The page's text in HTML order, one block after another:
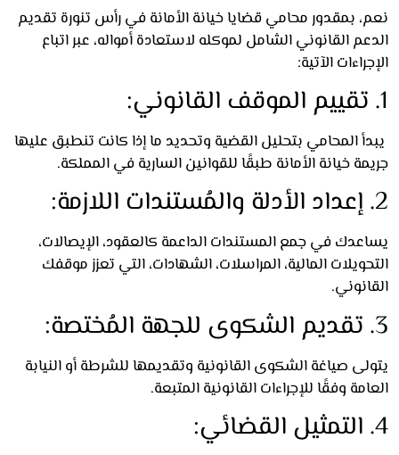
بمقدور محامي قضايا خيانة الأمانة في رأس تنورة تقديم
القانوني الشامل لموكله لاستعادة أمواله، عبر اتباع
الآتية:
المحامي بتحليل القضية وتحديد ما إذا كانت تنطبق عليها
خيانة الأمانة طبقًا للقوانين السارية في المملكة.
في جمع المستندات الداعمة كالعقود، الإيصالات،
المالية، المراسلات، الشهادات، التي تعزز موقفك
صياغة الشكوى القانونية وتقديمها للشرطة أو النيابة
وفقًا للإجراءات القانونية المتبعة.